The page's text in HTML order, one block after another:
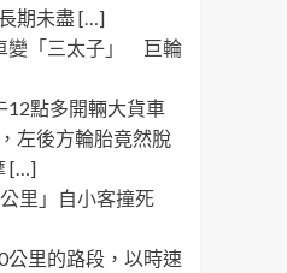
期未盡 […]
變「三太子」 巨輪
12點多開輛大貨車
左後方輪胎竟然脫
[…]
里」自小客撞死
公里的路段，以時速